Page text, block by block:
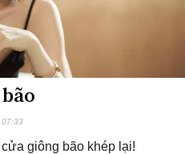
07:33
giông bão khép lại!